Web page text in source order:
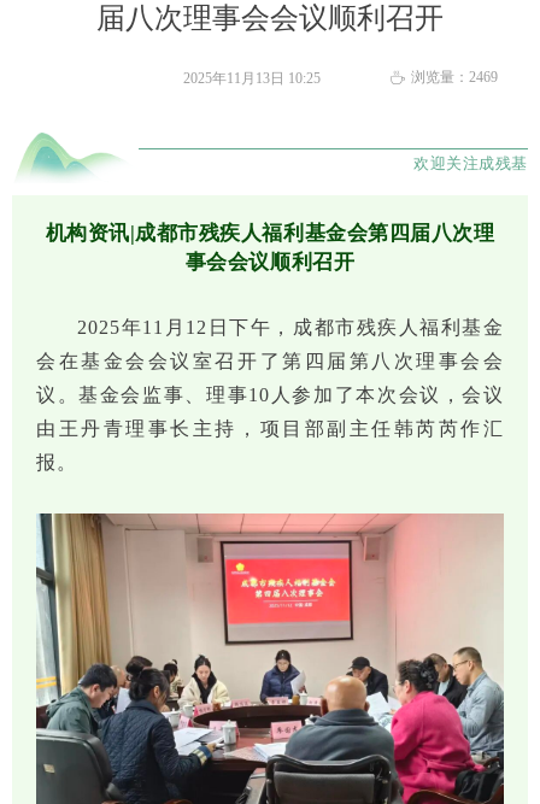
届八次理事会会议顺利召开
欢迎关注成残基
机构资讯|成都市残疾人福利基金会第四届八次理
事会会议顺利召开
2025年11月12日下午，成都市残疾人福利基金
会在基金会会议室召开了第四届第八次理事会会
议。基金会监事、理事10人参加了本次会议，会议
由王丹青理事长主持，项目部副主任韩芮芮作汇
报。
2025年11月13日 10:25 ꄘ 浏览量： 2469